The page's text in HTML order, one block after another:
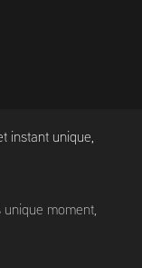
instant unique,
moment,